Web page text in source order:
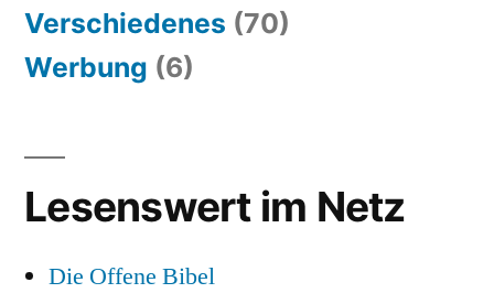
Verschiedenes (70)
Werbung (6)
Lesenswert im Netz
Die Offene Bibel